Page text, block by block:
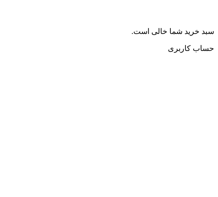
سبد خرید شما خالی است.
حساب کاربری